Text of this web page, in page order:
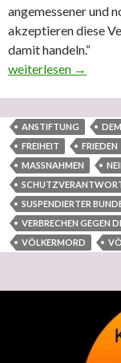
angemessener und
akzeptieren diese
damit handeln.“
‚Wo immer ihr seid,
weiterlesen →
ANSTIFTUNG
FREIHEIT
FRIEDEN
MASSNAHMEN
SUSPENDIERTER
VERBRECHEN GEGEN
VÖLKERMORD